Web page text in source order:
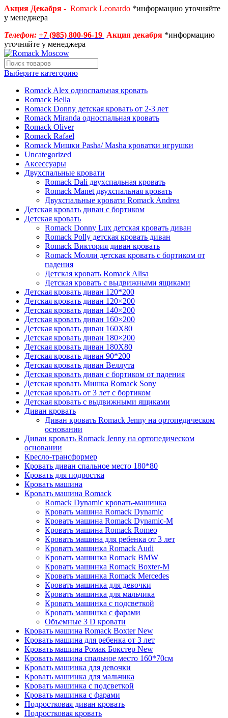
Акция Декабря - Romack Leonardo *информацию уточняйте
у менеджера
Телефон: +7 (985) 800-96-19 Акция декабря *информацию
уточняйте у менеджера
Выберите категорию
Romack Alex односпальная кровать
Romack Bella
Romack Donny детская кровать от 2-3 лет
Romack Miranda односпальная кровать
Romack Oliver
Romack Rafael
Romack Мишки Pasha/ Masha кроватки игрушки
Uncategorized
Аксессуары
Двухспальные кровати
Romack Dali двухспальная кровать
Romack Manet двухспальная кровать
Двухспальные кровати Romack Andrea
Детcкая кровать диван с бортиком
Детская кровать
Romack Donny Lux детская кровать диван
Romack Polly детская кровать диван
Romack Виктория диван кровать
Romack Молли детская кровать с бортиком от
падения
Детская кровать Romack Alisa
Детская кровать с выдвижными ящиками
Детская кровать диван 120*200
Детская кровать диван 120×200
Детская кровать диван 140×200
Детская кровать диван 160×200
Детская кровать диван 160Х80
Детская кровать диван 180×200
Детская кровать диван 180Х80
Детская кровать диван 90*200
Детская кровать диван Веллута
Детская кровать диван с бортиком от падения
Детская кровать Мишка Romack Sony
Детская кровать от 3 лет с бортиком
Детская кровать с выдвижными ящиками
Диван кровать
Диван кровать Romack Jenny на ортопедическом
основании
Диван кровать Romack Jenny на ортопедическом
основании
Кресло-трансформер
Кровать диван спальное место 180*80
Кровать для подростка
Кровать машина
Кровать машина Romack
Romack Dynamic кровать-машинка
Кровать машина Romack Dynamic
Кровать машина Romack Dynamic-M
Кровать машина Romack Romeo
Кровать машина для ребенка от 3 лет
Кровать машинка Romack Audi
Кровать машинка Romack BMW
Кровать машинка Romack Boxter-M
Кровать машинка Romack Mercedes
Кровать машинка для девочки
Кровать машинка для мальчика
Кровать машинка с подсветкой
Кровать машинка с фарами
Объемные 3 D кровати
Кровать машина Romack Boxter New
Кровать машина для ребенка от 3 лет
Кровать машина Ромак Бокстер New
Кровать машина спальное место 160*70см
Кровать машинка для девочки
Кровать машинка для мальчика
Кровать машинка с подсветкой
Кровать машинка с фарами
Подростковая диван кровать
Подростковая кровать